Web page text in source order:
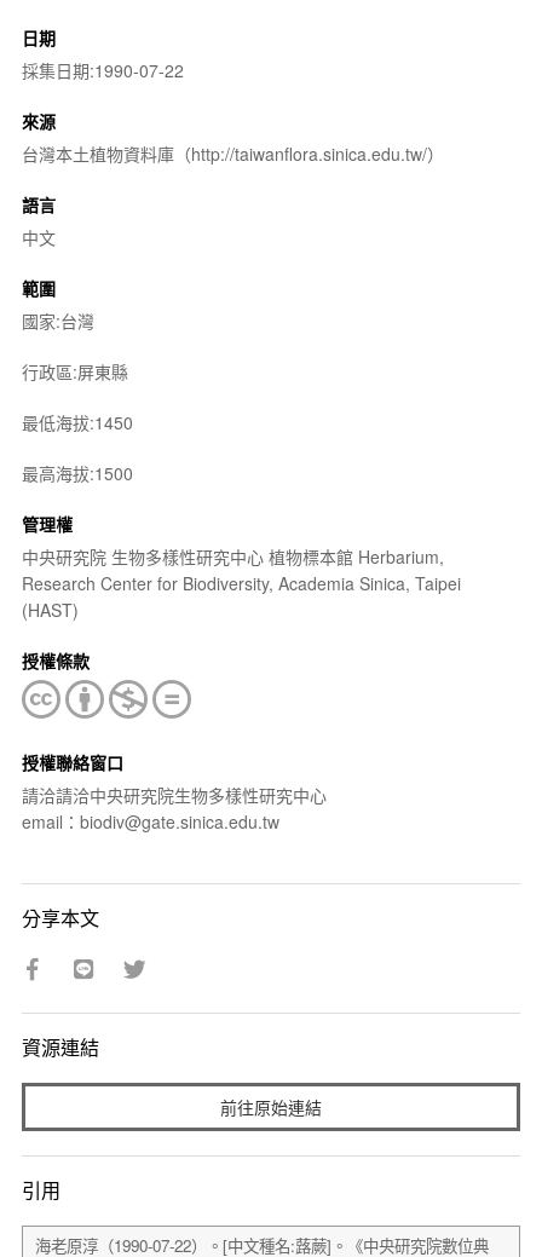
日期
採集日期:1990-07-22
來源
台灣本土植物資料庫（http://taiwanflora.sinica.edu.tw/）
語言
中文
範圍
國家:台灣
行政區:屏東縣
最低海拔:1450
最高海拔:1500
管理權
中央研究院 生物多樣性研究中心 植物標本館 Herbarium,
Research Center for Biodiversity, Academia Sinica, Taipei
(HAST)
授權條款
授權聯絡窗口
請洽請洽中央研究院生物多樣性研究中心
email：biodiv@gate.sinica.edu.tw
分享本文
資源連結
前往原始連結
引用